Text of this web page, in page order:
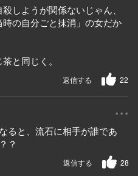
しようが関係ないじゃん、
の自分ごと抹消」の女だか
と同じく。
22
返信する
...
ると、流石に相手が誰であ
？
28
返信する